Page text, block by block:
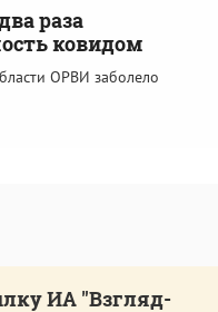
раза
ковидом
ОРВИ заболело
ИА "Взгляд-